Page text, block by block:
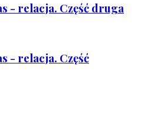
- relacja. Część druga
- relacja. Część